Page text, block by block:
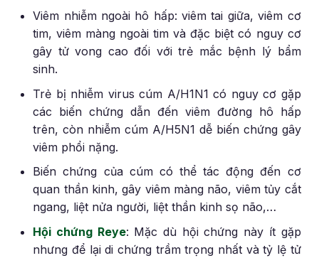
Viêm nhiễm ngoài hô hấp: viêm tai giữa, viêm cơ
tim, viêm màng ngoài tim và đặc biệt có nguy cơ
gây tử vong cao đối với trẻ mắc bệnh lý bẩm
sinh.
Trẻ bị nhiễm virus cúm A/H1N1 có nguy cơ gặp
các biến chứng dẫn đến viêm đường hô hấp
trên, còn nhiễm cúm A/H5N1 dễ biến chứng gây
viêm phổi nặng.
Biến chứng của cúm có thể tác động đến cơ
quan thần kinh, gây viêm màng não, viêm tủy cắt
ngang, liệt nửa người, liệt thần kinh sọ não,…
Hội chứng Reye: Mặc dù hội chứng này ít gặp
nhưng để lại di chứng trầm trọng nhất và tỷ lệ tử